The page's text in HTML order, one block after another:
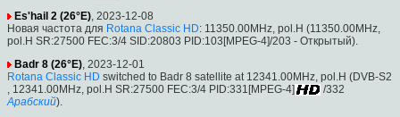
Es'hail 2 (26°E) , 2023-12-08
Новая частота для Rotana Classic HD: 11350.00MHz, pol.H (11350.00MHz,
pol.H SR:27500 FEC:3/4 SID:20803 PID:103[MPEG-4]/203 - Открытый).
Badr 8 (26°E) , 2023-12-01
Rotana Classic HD switched to Badr 8 satellite at 12341.00MHz, pol.H (DVB-S2
, 12341.00MHz, pol.H SR:27500 FEC:3/4 PID:331[MPEG-4]
/332
Арабский).